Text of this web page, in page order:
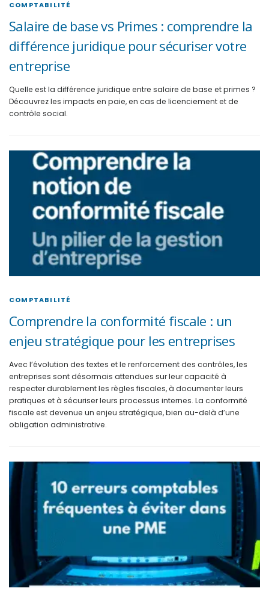
COMPTABILITÉ
Salaire de base vs Primes : comprendre la
différence juridique pour sécuriser votre
entreprise
Quelle est la différence juridique entre salaire de base et primes ?
Découvrez les impacts en paie, en cas de licenciement et de
contrôle social.
COMPTABILITÉ
Comprendre la conformité fiscale : un
enjeu stratégique pour les entreprises
Avec l’évolution des textes et le renforcement des contrôles, les
entreprises sont désormais attendues sur leur capacité à
respecter durablement les règles fiscales, à documenter leurs
pratiques et à sécuriser leurs processus internes. La conformité
fiscale est devenue un enjeu stratégique, bien au-delà d’une
obligation administrative.